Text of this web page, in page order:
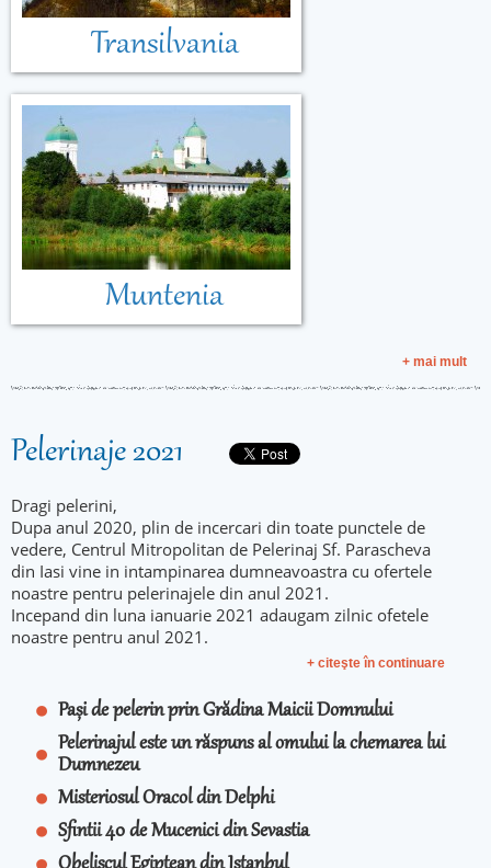
Transilvania
Muntenia
+ mai mult
Pelerinaje 2021
Dragi pelerini,
Dupa anul 2020, plin de incercari din toate punctele de
vedere, Centrul Mitropolitan de Pelerinaj Sf. Parascheva
din Iasi vine in intampinarea dumneavoastra cu ofertele
noastre pentru pelerinajele din anul 2021.
Incepand din luna ianuarie 2021 adaugam zilnic ofetele
noastre pentru anul 2021.
+ citeşte în continuare
Pași de pelerin prin Grădina Maicii Domnului
Pelerinajul este un răspuns al omului la chemarea lui
Dumnezeu
Misteriosul Oracol din Delphi
Sfintii 40 de Mucenici din Sevastia